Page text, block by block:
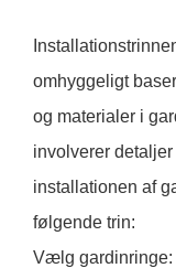
omhyggeligt
og materialer i
involverer
installationen af
følgende trin:
Vælg gardinringe: